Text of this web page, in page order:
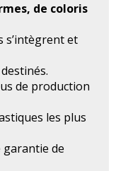
de coloris
s’intègrent et
de production
les plus
garantie de